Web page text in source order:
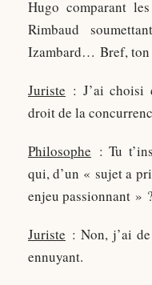
Hugo comparant
Rimbaud
Izambard… Bref, ton
Juriste : J’ai choisi
droit de la
Philosophe : Tu
qui, d’un « sujet a
enjeu passionnant » ?
Juriste : Non, j’ai
ennuyant.